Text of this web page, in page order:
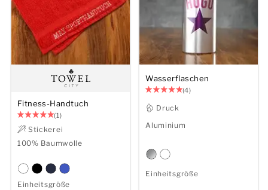
Fitness-Handtuch
(1)
Stickerei
100% Baumwolle
Einheitsgröße
Wasserflaschen
(4)
Druck
Aluminium
Einheitsgröße